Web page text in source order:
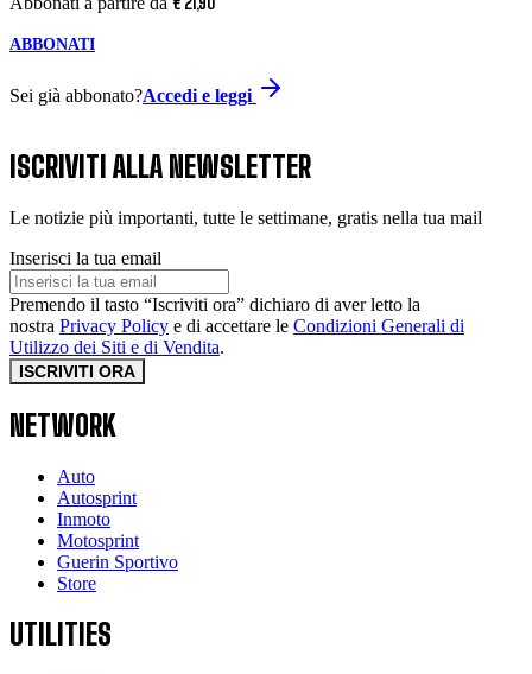
ABBONATI
Sei già abbonato?Accedi e leggi
ISCRIVITI ALLA NEWSLETTER
Le notizie più importanti, tutte le settimane, gratis nella tua mail
Inserisci la tua email
Premendo il tasto “Iscriviti ora” dichiaro di aver letto la
nostra Privacy Policy e di accettare le Condizioni Generali di
Utilizzo dei Siti e di Vendita.
ISCRIVITI ORA
NETWORK
Auto
Autosprint
Inmoto
Motosprint
Guerin Sportivo
Store
UTILITIES